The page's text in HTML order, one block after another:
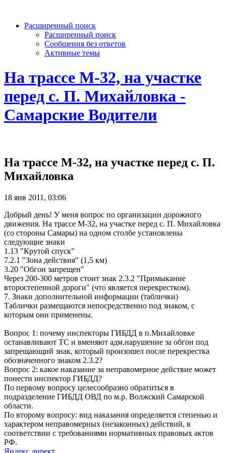
Расширенный поиск
Расширенный поиск
Сообщения без ответов
Активные темы
На трассе М-32, на участке
перед с. П. Михайловка -
Самарские Водители
На трассе М-32, на участке перед с. П.
Михайловка
18 янв 2011, 03:06
Добрый день! У меня вопрос по организации дорожного
движения. На трассе М-32, на участке перед с. П. Михайловка
(со стороны Самары) на одном столбе установлены
следующие знаки
1.13 "Крутой спуск"
7.2.1 "Зона действия" (1,5 км)
3.20 "Обгон запрещен"
Через 200-300 метров стоит знак 2.3.2 "Примыкание
второстепенной дороги" (что является перекрестком).
7. Знаки дополнительной информации (таблички)
Таблички размещаются непосредственно под знаком, с
которым они применены.
Вопрос 1: почему инспекторы ГИБДД в п.Михайловке
останавливают ТС и вменяют адм.нарушение за обгон под
запрещающий знак, который произошел после перекрестка
обозначенного знаком 2.3.2?
Вопрос 2: какое наказание за неправомерное действие может
понести инспектор ГИБДД?
По первому вопросу целесообразно обратиться в
подразделение ГИБДД ОВД по м.р. Волжский Самарской
области.
По второму вопросу: вид наказания определяется степенью и
характером неправомерных (незаконных) действий, в
соответствии с требованиями нормативных правовых актов
РФ.
Яндекс директ